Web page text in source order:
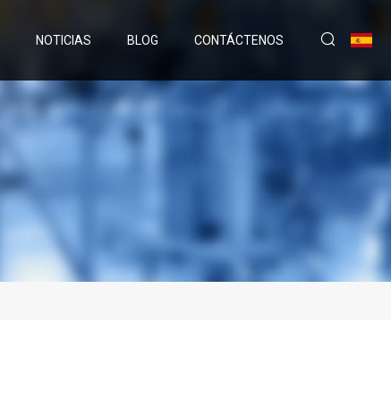
NOTICIAS BLOG CONTÁCTENOS